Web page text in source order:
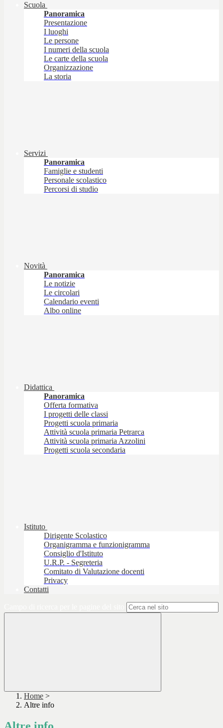
Scuola
Panoramica
Presentazione
I luoghi
Le persone
I numeri della scuola
Le carte della scuola
Organizzazione
La storia
Servizi
Panoramica
Famiglie e studenti
Personale scolastico
Percorsi di studio
Novità
Panoramica
Le notizie
Le circolari
Calendario eventi
Albo online
Didattica
Panoramica
Offerta formativa
I progetti delle classi
Progetti scuola primaria
Attività scuola primaria Petrarca
Attività scuola primaria Azzolini
Progetti scuola secondaria
Istituto
Dirigente Scolastico
Organigramma e funzionigramma
Consiglio d'Istituto
U.R.P. - Segreteria
Comitato di Valutazione docenti
Privacy
Contatti
Home >
Altre info